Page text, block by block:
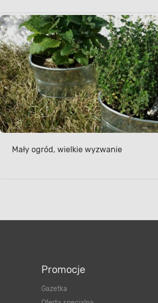
Mały ogród, wielkie wyzwanie
Promocje
Gazetka